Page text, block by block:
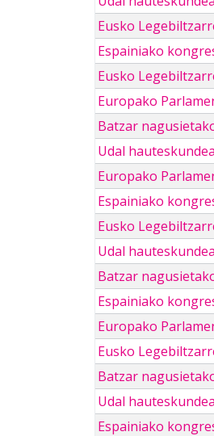
Eusko
Espainiako
Eusko
Europako
Batzar
Udal
Europako
Espainiako
Eusko
Udal
Batzar
Espainiako
Europako
Eusko
Batzar
Udal
Espainiako